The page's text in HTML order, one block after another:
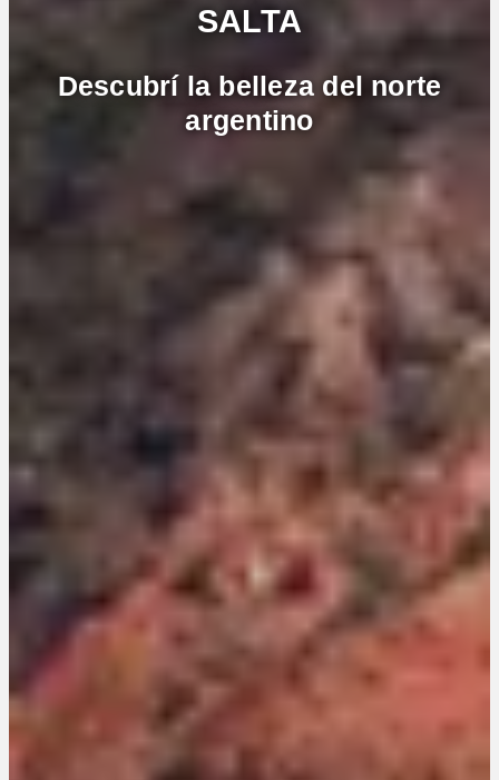
SALTA
Descubrí la belleza del norte
argentino